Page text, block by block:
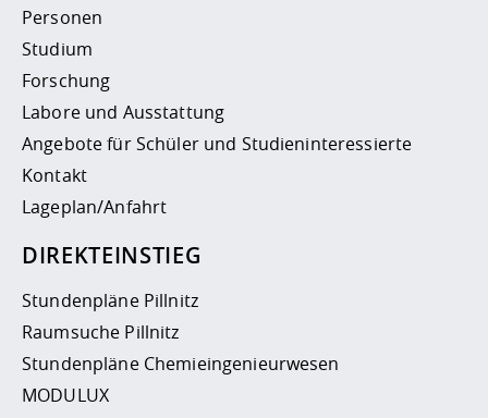
Personen
Studium
Forschung
Labore und Ausstattung
Angebote für Schüler und Studieninteressierte
Kontakt
Lageplan/Anfahrt
DIREKTEINSTIEG
Stundenpläne Pillnitz
Raumsuche Pillnitz
Stundenpläne Chemieingenieurwesen
MODULUX